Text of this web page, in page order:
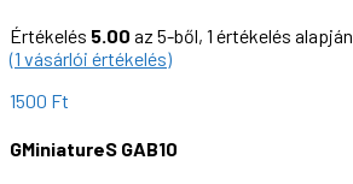
Értékelés 5.00 az 5-ből, 1 értékelés alapján
(1 vásárlói értékelés)
1500 Ft
GMiniatureS GAB10